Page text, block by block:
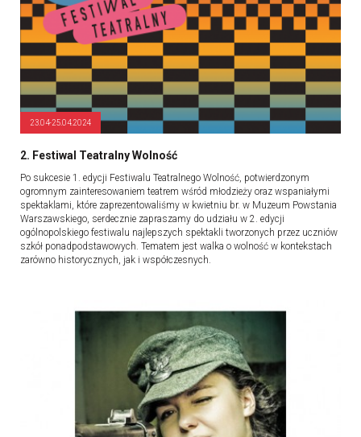
23.04-25.04.2024
2. Festiwal Teatralny Wolność
Po sukcesie 1. edycji Festiwalu Teatralnego Wolność, potwierdzonym
ogromnym zainteresowaniem teatrem wśród młodzieży oraz wspaniałymi
spektaklami, które zaprezentowaliśmy w kwietniu br. w Muzeum Powstania
Warszawskiego, serdecznie zapraszamy do udziału w 2. edycji
ogólnopolskiego festiwalu najlepszych spektakli tworzonych przez uczniów
szkół ponadpodstawowych. Tematem jest walka o wolność w kontekstach
zarówno historycznych, jak i współczesnych.